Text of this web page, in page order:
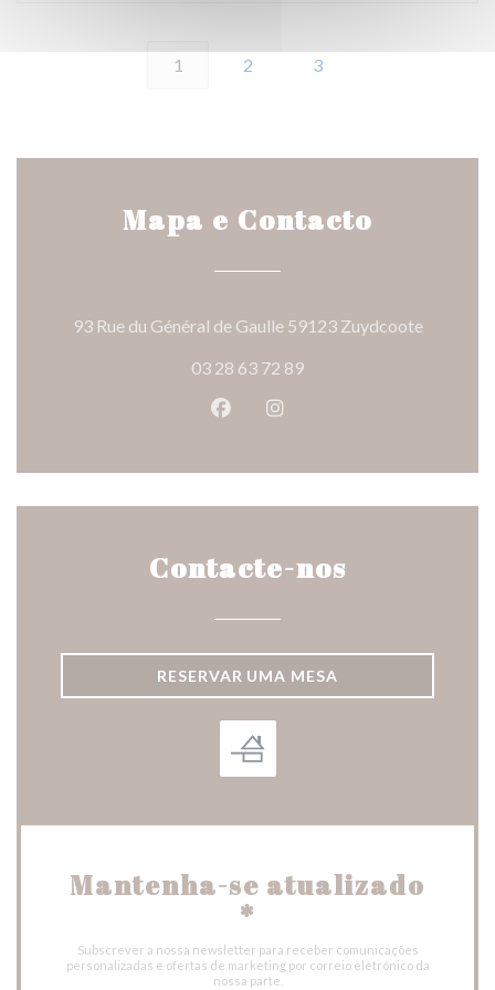
1 2 3
Mapa e Contacto
93 Rue du Général de Gaulle 59123 Zuydcoote((abre
03 28 63 72 89
Facebook ((abre numa nova
Instagram ((abre numa
Contacte-nos
RESERVAR UMA MESA
Mantenha-se atualizado
*
Subscrever a nossa newsletter para receber comunicações
personalizadas e ofertas de marketing por correio eletrónico da
nossa parte.